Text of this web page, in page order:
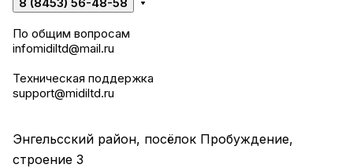
По общим вопросам
infomidiltd@mail.ru
Техническая поддержка
support@midiltd.ru
Энгельсский район, посёлок Пробуждение,
строение 3